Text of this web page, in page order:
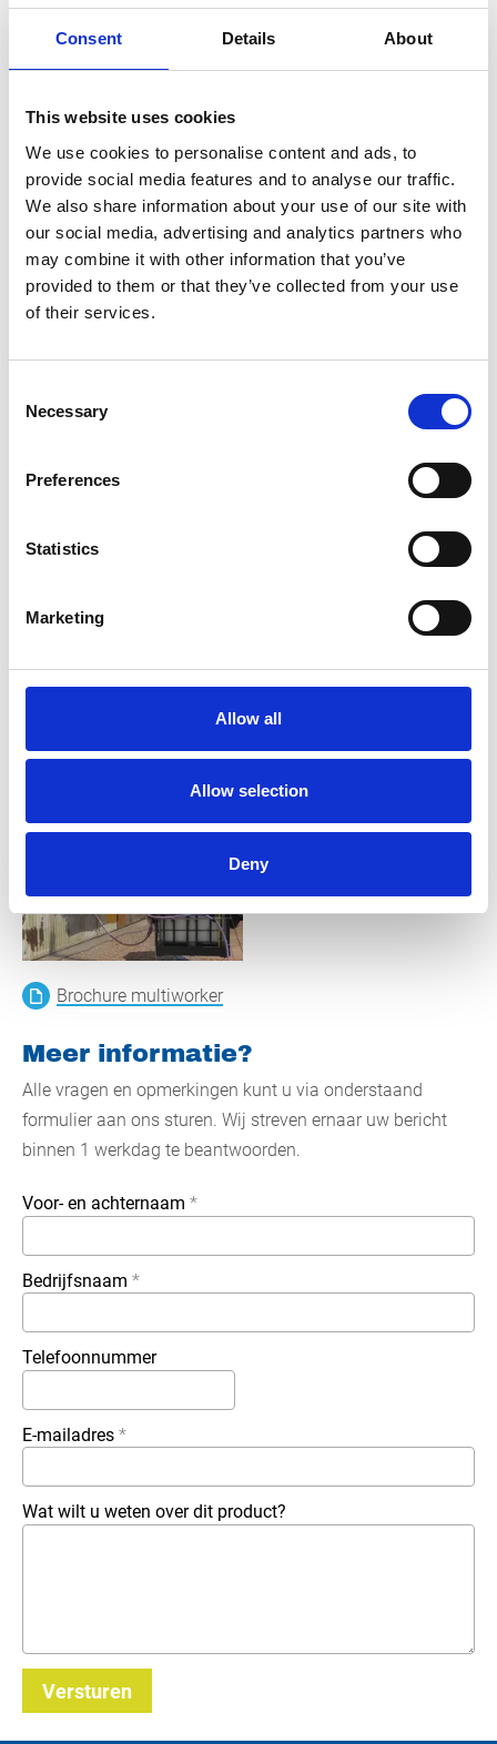
Consent Details About
This website uses cookies
We use cookies to personalise content and ads, to
provide social media features and to analyse our traffic.
We also share information about your use of our site with
our social media, advertising and analytics partners who
may combine it with other information that you’ve
provided to them or that they’ve collected from your use
of their services.
Selection
Necessary
Preferences
Statistics
Marketing
Allow all
Allow selection
Deny
Brochure multiworker
Meer informatie?
Alle vragen en opmerkingen kunt u via onderstaand
formulier aan ons sturen. Wij streven ernaar uw bericht
binnen 1 werkdag te beantwoorden.
Voor- en achternaam *
Bedrijfsnaam *
Telefoonnummer
E-mailadres *
Wat wilt u weten over dit product?
Versturen